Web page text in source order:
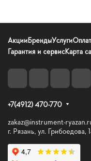
АкцииБрендыУслуги
Гарантия и сервисКарта
+7(4912) 470-770
zakaz@instrument-
г. Рязань, ул. Грибоедова,